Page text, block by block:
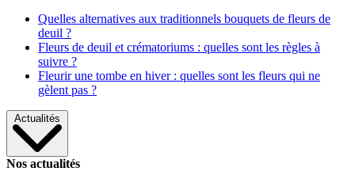
Quelles alternatives aux traditionnels bouquets de fleurs de
deuil ?
Fleurs de deuil et crématoriums : quelles sont les règles à
suivre ?
Fleurir une tombe en hiver : quelles sont les fleurs qui ne
gèlent pas ?
Actualités
Nos actualités